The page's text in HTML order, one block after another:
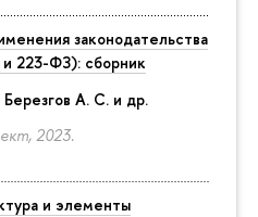
законодательства
223-ФЗ): сборник
Березгов А. С. и др.
2023.
и элементы